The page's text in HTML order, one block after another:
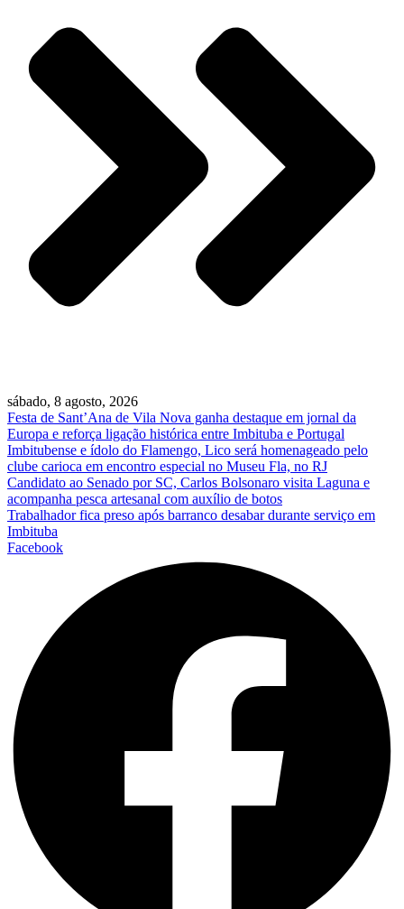
sábado, 8 agosto, 2026
Festa de Sant’Ana de Vila Nova ganha destaque em jornal da
Europa e reforça ligação histórica entre Imbituba e Portugal
Imbitubense e ídolo do Flamengo, Lico será homenageado pelo
clube carioca em encontro especial no Museu Fla, no RJ
Candidato ao Senado por SC, Carlos Bolsonaro visita Laguna e
acompanha pesca artesanal com auxílio de botos
Trabalhador fica preso após barranco desabar durante serviço em
Imbituba
Facebook